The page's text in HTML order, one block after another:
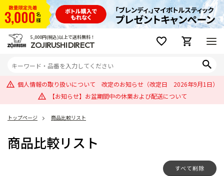
5,000円(税込)以上で送料無料！
ZOJIRUSHI DIRECT
個人情報の取り扱いについて 改定のお知らせ（改定日 2026年9月1日）
【お知らせ】お盆期間中の休業および配送について
トップページ 商品比較リスト
商品比較リスト
すべて削除